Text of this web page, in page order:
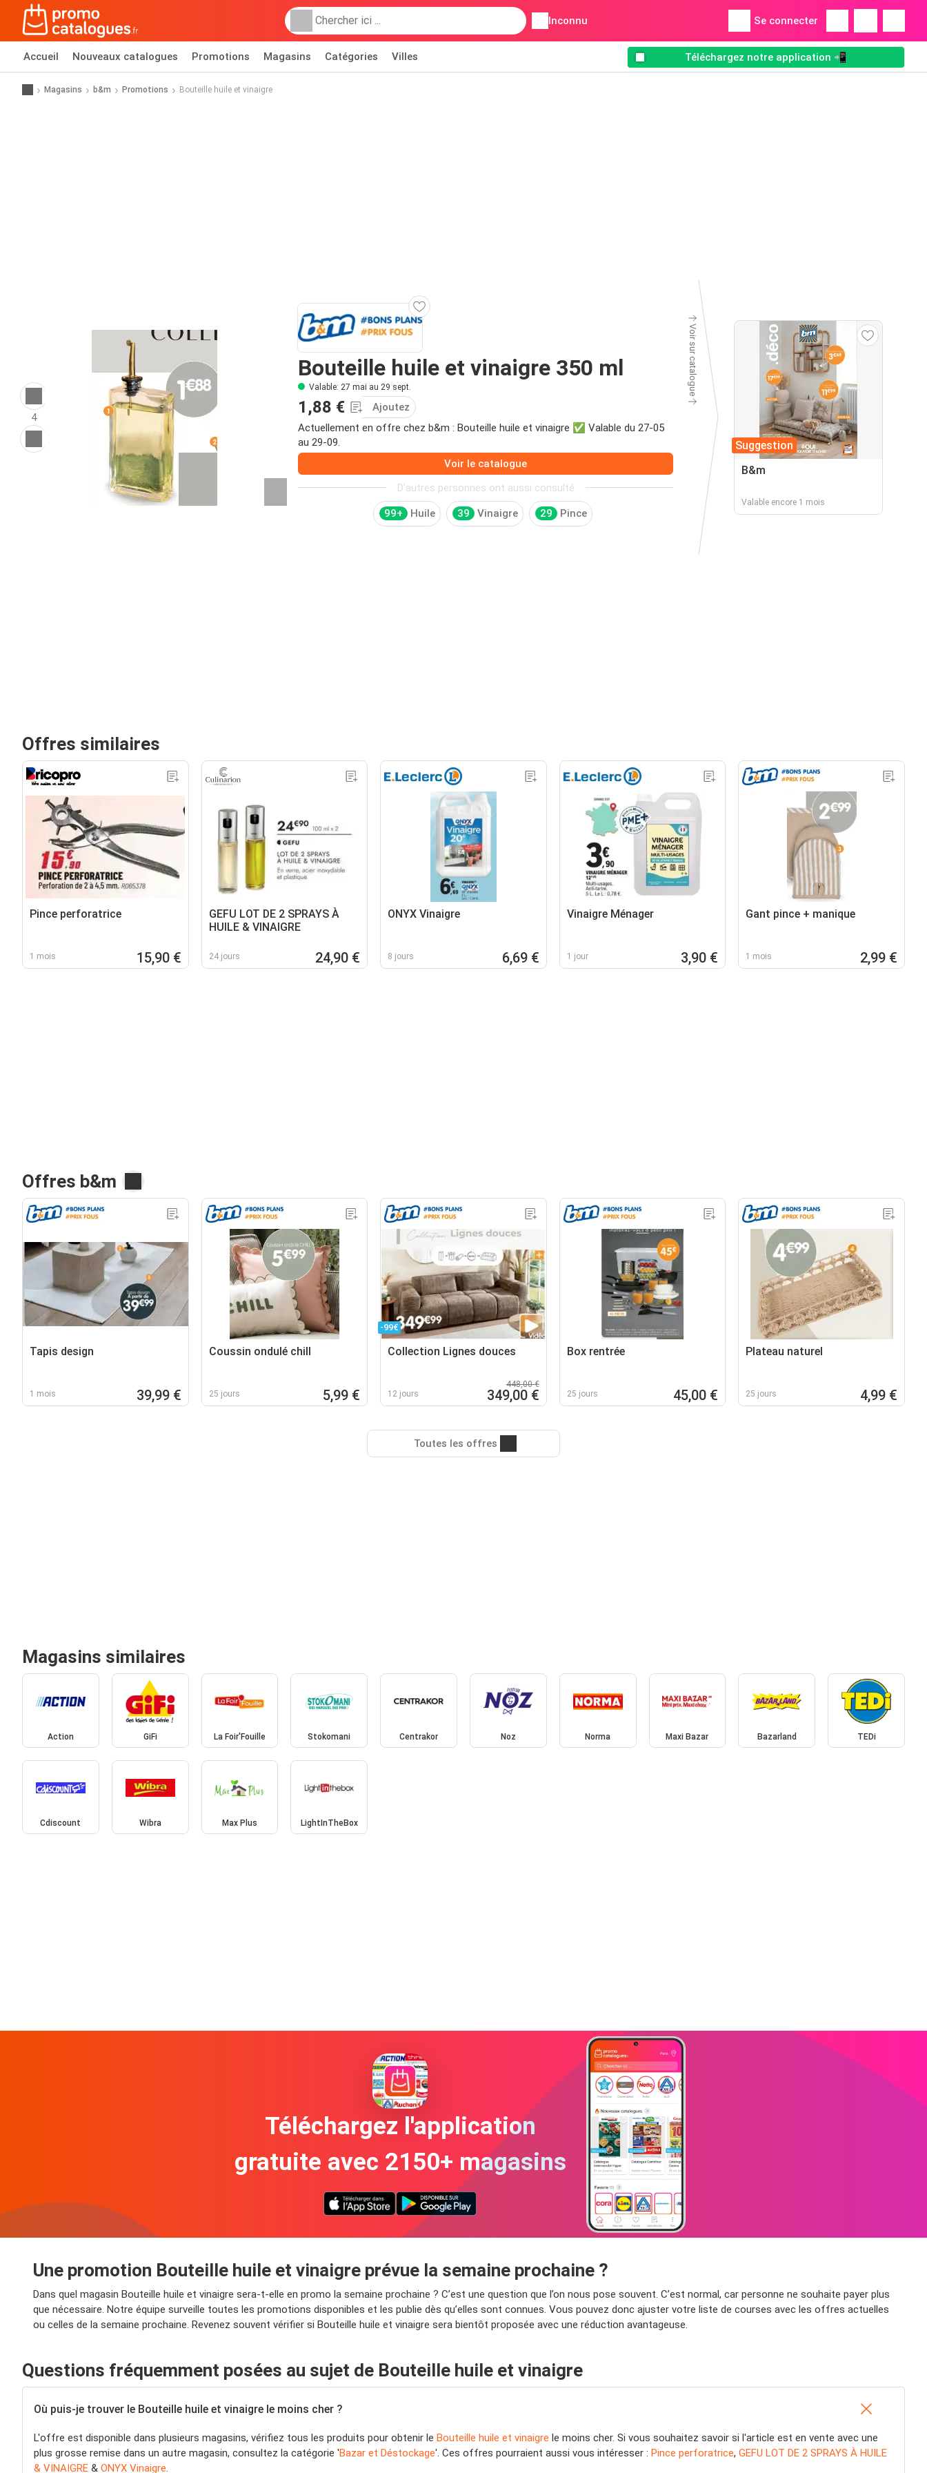
Inconnu Se connecter
Accueil Nouveaux catalogues Promotions Magasins Catégories Villes Téléchargez notre application 📲
Magasins b&m Promotions Bouteille huile et vinaigre
4
Bouteille huile et vinaigre 350 ml
Valable: 27 mai au 29 sept.
1,88 €
Ajoutez
Actuellement en offre chez b&m : Bouteille huile et vinaigre ✅ Valable du 27-05
au 29-09.
Voir le catalogue
D'autres personnes ont aussi consulté
99+ Huile 39 Vinaigre 29 Pince
Voir sur catalogue
Suggestion
B&m
Valable encore 1 mois
Offres similaires
Pince perforatrice
1 mois 15,90 €
GEFU LOT DE 2 SPRAYS À
HUILE & VINAIGRE
24 jours 24,90 €
ONYX Vinaigre
8 jours 6,69 €
Vinaigre Ménager
1 jour 3,90 €
Gant pince + manique
1 mois 2,99 €
Offres b&m
Tapis design
1 mois 39,99 €
Coussin ondulé chill
25 jours 5,99 €
-99€
Collection Lignes douces
12 jours
448,00 €
349,00 €
Box rentrée
25 jours 45,00 €
Plateau naturel
25 jours 4,99 €
Toutes les offres
Magasins similaires
Action GiFi La Foir'Fouille Stokomani Centrakor Noz Norma Maxi Bazar Bazarland TEDi
Cdiscount Wibra Max Plus LightInTheBox
Téléchargez l'application
gratuite avec 2150+ magasins
Une promotion Bouteille huile et vinaigre prévue la semaine prochaine ?
Dans quel magasin Bouteille huile et vinaigre sera-t-elle en promo la semaine prochaine ? C’est une question que l’on nous pose souvent. C’est normal, car personne ne souhaite payer plus
que nécessaire. Notre équipe surveille toutes les promotions disponibles et les publie dès qu’elles sont connues. Vous pouvez donc ajuster votre liste de courses avec les offres actuelles
ou celles de la semaine prochaine. Revenez souvent vérifier si Bouteille huile et vinaigre sera bientôt proposée avec une réduction avantageuse.
Questions fréquemment posées au sujet de Bouteille huile et vinaigre
Où puis-je trouver le Bouteille huile et vinaigre le moins cher ?
L'offre est disponible dans plusieurs magasins, vérifiez tous les produits pour obtenir le Bouteille huile et vinaigre le moins cher. Si vous souhaitez savoir si l'article est en vente avec une
plus grosse remise dans un autre magasin, consultez la catégorie 'Bazar et Déstockage'. Ces offres pourraient aussi vous intéresser : Pince perforatrice, GEFU LOT DE 2 SPRAYS À HUILE
& VINAIGRE & ONYX Vinaigre.